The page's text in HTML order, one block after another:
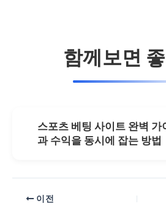
함께보면
스포츠 베팅 사이트 완벽 가
과 수익을 동시에 잡는 방법
이전